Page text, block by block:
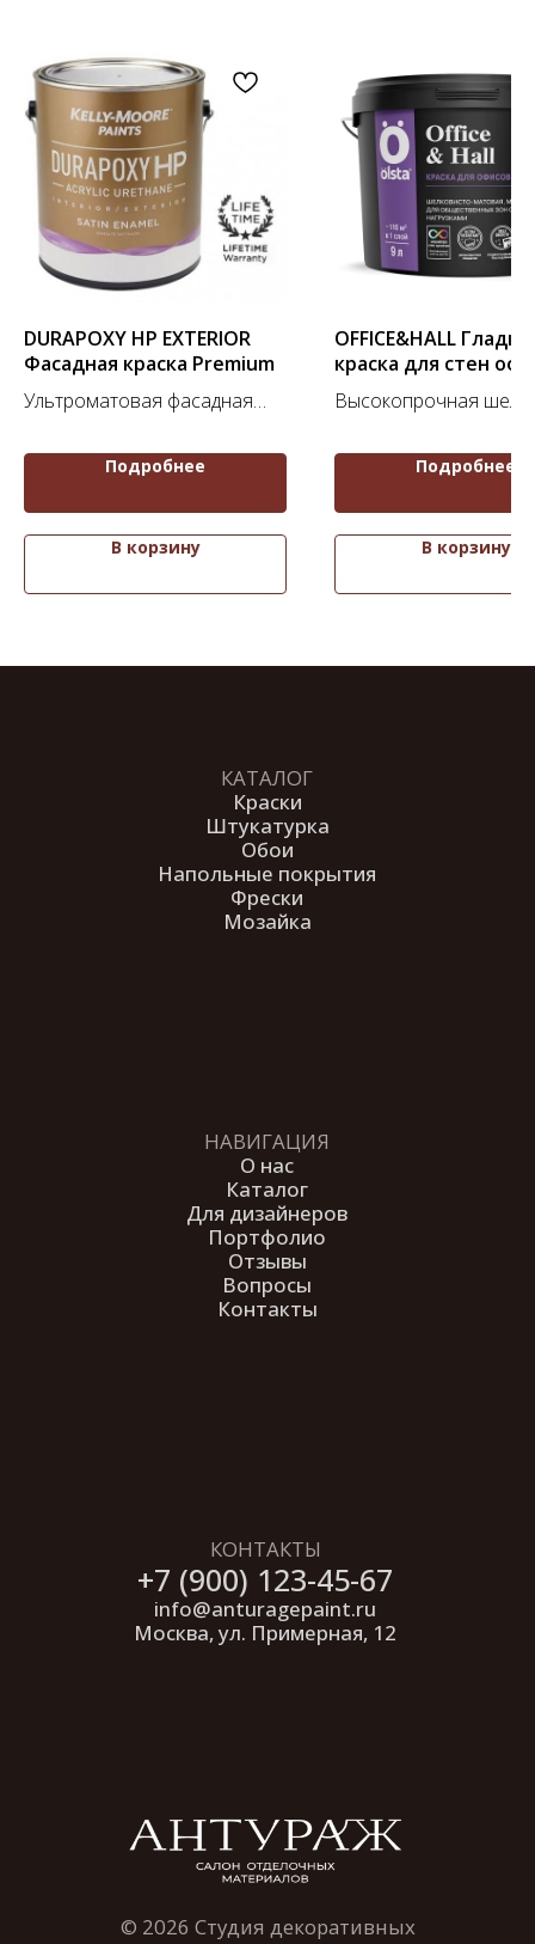
DURAPOXY HP EXTERIOR
Фасадная краска Premium
Ультроматовая фасадная
Подробнее
В корзину
OFFICE&HALL
краска для стен
холлов (База А)
Высокопрочная
для помещений с
Подробнее
В корзину